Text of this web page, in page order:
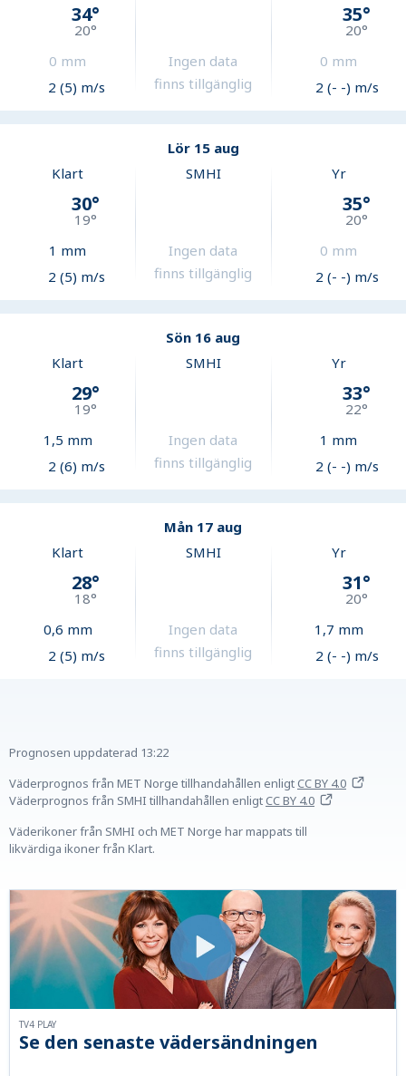
34°
20°
0 mm
2 (5) m/s
Ingen data
finns tillgänglig
35°
20°
0 mm
2 (- -) m/s
Lör 15 aug
Klart
30°
19°
1 mm
2 (5) m/s
SMHI
Ingen data
finns tillgänglig
Yr
35°
20°
0 mm
2 (- -) m/s
Sön 16 aug
Klart
29°
19°
1,5 mm
2 (6) m/s
SMHI
Ingen data
finns tillgänglig
Yr
33°
22°
1 mm
2 (- -) m/s
Mån 17 aug
Klart
28°
18°
0,6 mm
2 (5) m/s
SMHI
Ingen data
finns tillgänglig
Yr
31°
20°
1,7 mm
2 (- -) m/s
Prognosen uppdaterad 13:22
Väderprognos från MET Norge tillhandahållen enligtCC BY 4.0
Väderprognos från SMHI tillhandahållen enligtCC BY 4.0
Väderikoner från SMHI och MET Norge har mappats till
likvärdiga ikoner från Klart.
Se den senaste vädersändningen
TV4 PLAY